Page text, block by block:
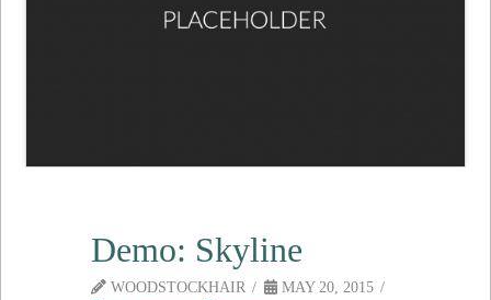
Demo: Skyline
WOODSTOCKHAIR
MAY 20, 2015